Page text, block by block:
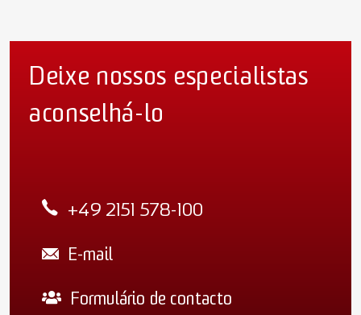
Deixe nossos especialistas
aconselhá-lo
+49 2151 578-100
E-mail
Formulário de contacto